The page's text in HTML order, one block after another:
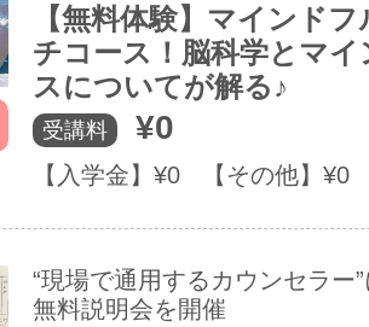
【無料体験】マインド
チコース！脳科学とマ
スについてが解る♪
受講料 ¥0
【入学金】¥0 【その他】¥0
“現場で通用するカウンセラー
無料説明会を開催